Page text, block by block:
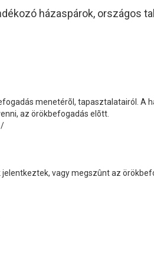
házaspárok, országos
menetérõl, tapasztalatairól. A
az örökbefogadás elõtt.
/
vagy megszûnt az